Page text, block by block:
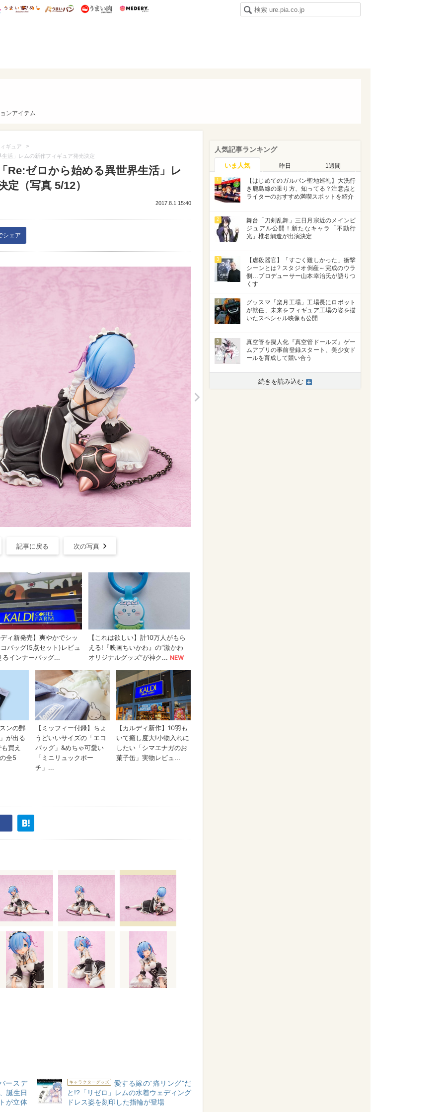
研 ディズニー特集
mimot. うまいめし うまいパン うまい肉
ンアイテム
ギュア >
活」レムの新作フィギュア発売決定
Re:ゼロから始める異世界生活」レ
（写真 5/12）
2017.8.1 15:40
シェア
記事に戻る 次の写真
ースデ
誕生日
が立体
キャラクターグッズ
愛する嫁の“痛リング”だ
と!?「リゼロ」レムの水着ウェディング
ドレス姿を刻印した指輪が登場
人気記事ランキング
いま人気 昨日 1週間
1
【はじめてのガルパン聖地巡礼】大洗行
き鹿島線の乗り方、知ってる？注意点と
ライターのおすすめ満喫スポットを紹介
2
舞台「刀剣乱舞」三日月宗近のメインビ
ジュアル公開！新たなキャラ「不動行
光」椎名鯛造が出演決定
3
【虐殺器官】「すごく難しかった」衝撃
シーンとは? スタジオ倒産～完成のウラ
側…プロデューサー山本幸治氏が語りつ
くす
4
グッスマ「楽月工場」工場長にロボット
が就任、未来をフィギュア工場の姿を描
いたスペシャル映像も公開
5
真空管を擬人化『真空管ドールズ』ゲー
ムアプリの事前登録スタート、美少女ド
ールを育成して競い合う
続きを読み込む